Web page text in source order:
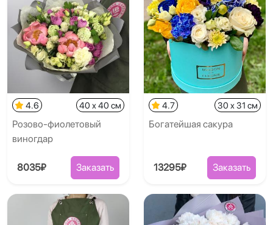
4.6 40 x 40 см
Розово-фиолетовый
виногдар
8035₽ Заказать
4.7 30 x 31 см
Богатейшая сакура
13295₽ Заказать